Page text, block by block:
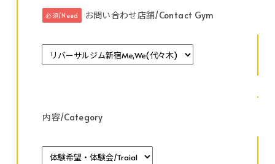
必須/Need お問い合わせ店舗/Contact Gym
内容/Category